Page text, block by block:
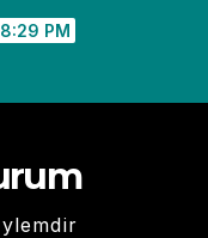
PM